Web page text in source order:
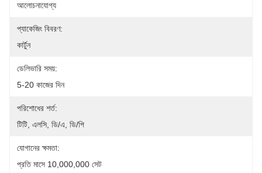
আলোচনাযোগ্য
প্যাকেজিং বিবরণ:
কার্টুন
ডেলিভারি সময়:
5-20 কাজের দিন
পরিশোধের শর্ত:
টিটি, এলসি, ডি/এ, ডি/পি
যোগানের ক্ষমতা:
প্রতি মাসে 10,000,000 সেট